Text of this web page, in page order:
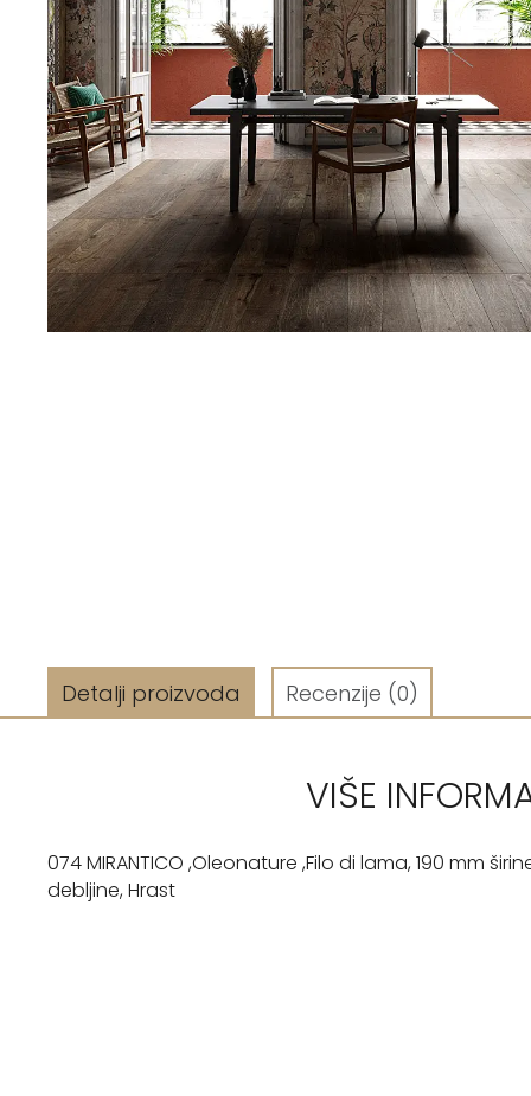
Detalji proizvoda Recenzije (0)
VIŠE
074 MIRANTICO ,Oleonature ,Filo di lama, 190 mm
debljine, Hrast